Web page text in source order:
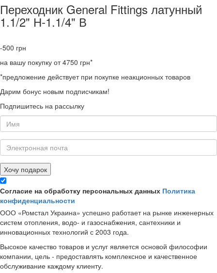
Переходник General Fittings латунный
1.1/2" Н-1.1/4" В
-500 грн
на вашу покупку от 4750 грн*
*предложение действует при покупке неакционных товаров
Дарим бонус новым подписчикам!
Подпишитесь на рассылку
Хочу подарок
Согласие на обработку персональных данных Политика
конфиденциальности
ООО «Ромстал Украина» успешно работает на рынке инженерных
систем отопления, водо- и газоснабжения, сантехники и
инновационных технологий с 2003 года.
Высокое качество товаров и услуг является основой философии
компании, цель - предоставлять комплексное и качественное
обслуживание каждому клиенту.